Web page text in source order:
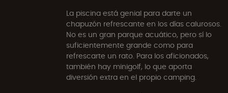
La piscina está genial para darte un
chapuzón refrescante en los días calurosos.
No es un gran parque acuático, pero sí lo
suficientemente grande como para
refrescarte un rato. Para los aficionados,
también hay minigolf, lo que aporta
diversión extra en el propio camping.